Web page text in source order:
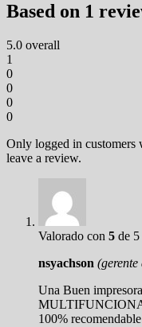
Based on 1
5.0 overall
1
0
0
0
0
Only logged in customers
leave a review.
Valorado con 5 de 5
nsyachson (gerente
Una Buen
100%